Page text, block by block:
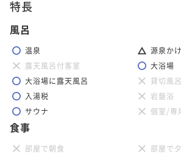
特長
風呂
温泉
源泉か
露天風呂付客室
大浴場
大浴場に露天風呂
貸切風呂
入湯税
岩盤浴
サウナ
個室/専
食事
部屋で朝食 部屋で